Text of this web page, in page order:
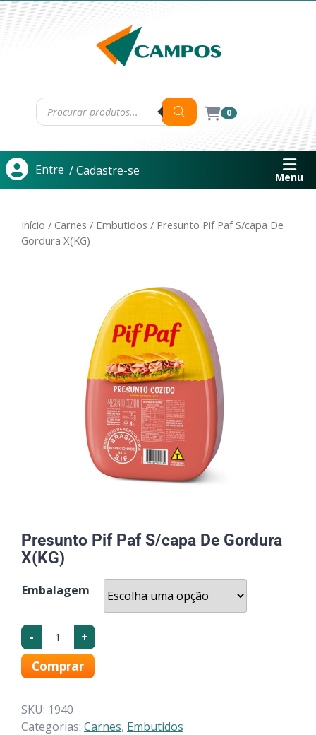
0
Entre / Cadastre-se Menu
Início / Carnes / Embutidos / Presunto Pif Paf S/capa De
Gordura X(KG)
Presunto Pif Paf S/capa De Gordura
X(KG)
Embalagem
- +
Comprar
SKU: 1940
Categorias: Carnes, Embutidos